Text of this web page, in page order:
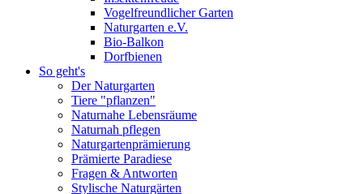
Vogelfreundlicher Garten
Naturgarten e.V.
Bio-Balkon
Dorfbienen
So geht's
Der Naturgarten
Tiere "pflanzen"
Naturnahe Lebensräume
Naturnah pflegen
Naturgartenprämierung
Prämierte Paradiese
Fragen & Antworten
Stylische Naturgärten